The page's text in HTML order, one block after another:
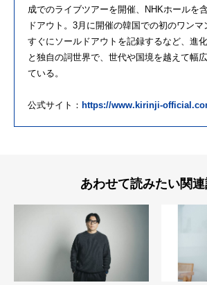
成でのライブツアーを開催、NHKホールを
ドアウト。3月に開催の韓国での初のワン
すぐにソールドアウトを記録するなど、進
と独自の詞世界で、世代や国境を越えて幅
ている。
公式サイト： https://www.kirinji-
あわせて読みたい関